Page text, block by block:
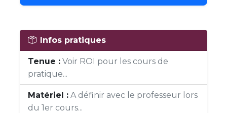
Infos pratiques
Tenue : Voir ROI pour les cours de
pratique...
Matériel : A définir avec le professeur lors
du 1er cours...